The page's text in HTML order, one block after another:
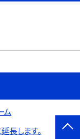
ム
長します。